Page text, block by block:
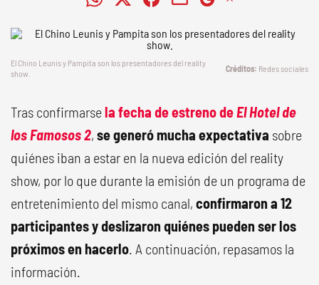
El Chino Leunis y Pampita son los presentadores del reality
show.
Redes sociales
Tras confirmarsela fecha de estreno deEl Hotel de
los Famosos 2, se generó mucha expectativa sobre
quiénes iban a estar en la nueva edición del reality
show, por lo que durante la emisión de un programa de
entretenimiento del mismo canal, confirmaron a 12
participantes y deslizaron quiénes pueden ser los
próximos en hacerlo. A continuación, repasamos la
información.